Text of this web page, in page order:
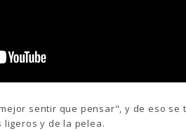
sentir que pensar", y de eso
ligeros y de la pelea.